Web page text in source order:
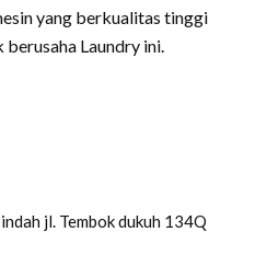
yang berkualitas tinggi
Laundry ini.
jl. Tembok dukuh 134Q